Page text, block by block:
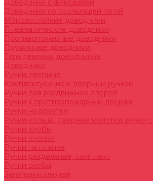
Доводчики с фиксацией
Доводчики со скользящей тягой
Морозостойкие доводчики
Пневматические доводчики
Противопожарные доводчики
Пружинные доводчики
Тяги дверных доводчиков
Доводчики
Ручки дверные
Комплектующие к дверным ручкам
Ручки для раздвижных дверей
Ручки к противопожарным дверям
Ручки на розетке
Ручки-кольца, дверные молотки, ручки
Ручки кнобы
Ручки кнопки
Ручки на планке
Ручки раздельные, комплект
Ручки скобы
Заготовки ключей